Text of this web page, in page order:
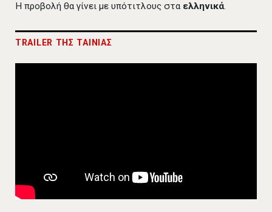
Η προβολή θα γίνει με υπότιτλους στα ελληνικά.
TRAILER ΤΗΣ ΤΑΙΝΙΑΣ